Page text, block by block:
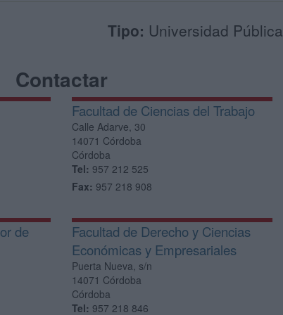
Tipo: Universidad Pública
Contactar
de
Facultad de Ciencias del Trabajo
Calle Adarve, 30
14071 Córdoba
Córdoba
Tel: 957 212 525
Fax: 957 218 908
Facultad de Derecho y Ciencias
Económicas y Empresariales
Puerta Nueva, s/n
14071 Córdoba
Córdoba
Tel: 957 218 846